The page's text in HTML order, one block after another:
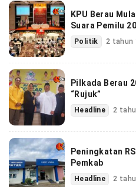
KPU Berau
Suara Pemilu
Politik 2 tahun
Pilkada Berau
“Rujuk”
Headline 2
Peningkatan
Pemkab
Headline 2